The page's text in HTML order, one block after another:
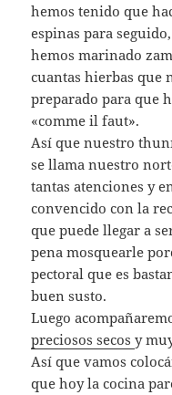
hemos tenido que
espinas para
hemos marinado
cuantas hierbas que
preparado para que
«comme il faut».
Así que nuestro
se llama nuestro
tantas atenciones y
convencido con la
que puede llegar a
pena mosquearle
pectoral que es
buen susto.
Luego
preciosos secosy
Así que vamos
que hoy la cocina